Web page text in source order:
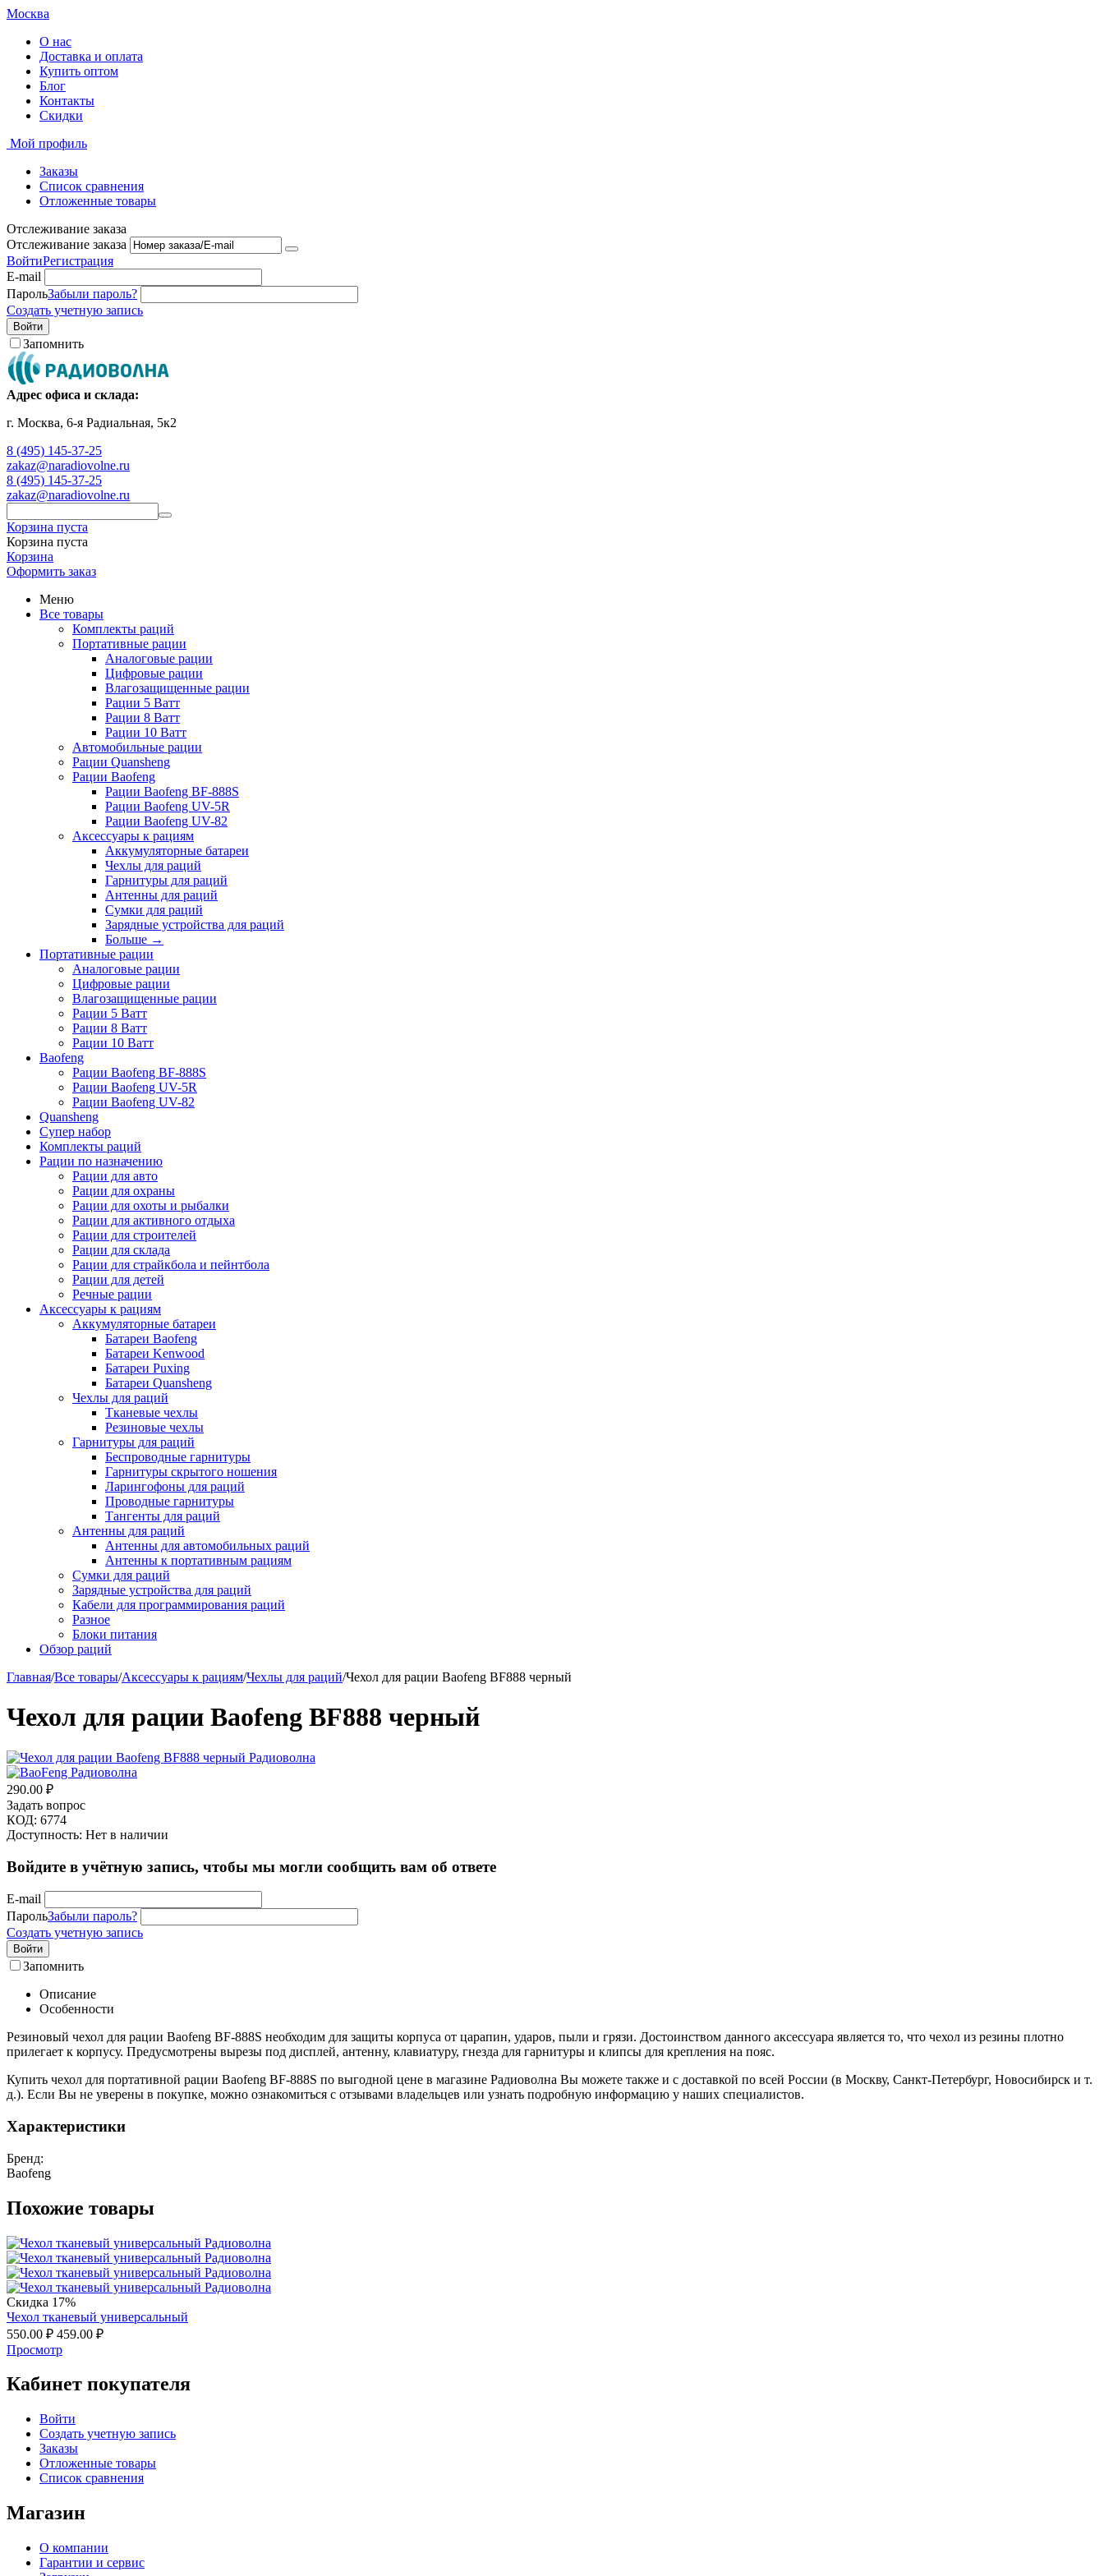
Москва
О нас
Доставка и оплата
Купить оптом
Блог
Контакты
Скидки
Мой профиль
Заказы
Список сравнения
Отложенные товары
Отслеживание заказа
Отслеживание заказа
ВойтиРегистрация
E-mail
ПарольЗабыли пароль?
Создать учетную запись
Войти
Запомнить
Адрес офиса и склада:
г. Москва, 6-я Радиальная, 5к2
8 (495) 145-37-25
zakaz@naradiovolne.ru
8 (495) 145-37-25
zakaz@naradiovolne.ru
Корзина пуста
Корзина пуста
Корзина
Оформить заказ
Меню
Все товары
Комплекты раций
Портативные рации
Аналоговые рации
Цифровые рации
Влагозащищенные рации
Рации 5 Ватт
Рации 8 Ватт
Рации 10 Ватт
Автомобильные рации
Рации Quansheng
Рации Baofeng
Рации Baofeng BF-888S
Рации Baofeng UV-5R
Рации Baofeng UV-82
Аксессуары к рациям
Аккумуляторные батареи
Чехлы для раций
Гарнитуры для раций
Антенны для раций
Сумки для раций
Зарядные устройства для раций
Больше →
Портативные рации
Аналоговые рации
Цифровые рации
Влагозащищенные рации
Рации 5 Ватт
Рации 8 Ватт
Рации 10 Ватт
Baofeng
Рации Baofeng BF-888S
Рации Baofeng UV-5R
Рации Baofeng UV-82
Quansheng
Супер набор
Комплекты раций
Рации по назначению
Рации для авто
Рации для охраны
Рации для охоты и рыбалки
Рации для активного отдыха
Рации для строителей
Рации для склада
Рации для страйкбола и пейнтбола
Рации для детей
Речные рации
Аксессуары к рациям
Аккумуляторные батареи
Батареи Baofeng
Батареи Kenwood
Батареи Puxing
Батареи Quansheng
Чехлы для раций
Тканевые чехлы
Резиновые чехлы
Гарнитуры для раций
Беспроводные гарнитуры
Гарнитуры скрытого ношения
Ларингофоны для раций
Проводные гарнитуры
Тангенты для раций
Антенны для раций
Антенны для автомобильных раций
Антенны к портативным рациям
Сумки для раций
Зарядные устройства для раций
Кабели для программирования раций
Разное
Блоки питания
Обзор раций
Главная/Все товары/Аксессуары к рациям/Чехлы для раций/Чехол для рации Baofeng BF888 черный
Чехол для рации Baofeng BF888 черный
290.00 ₽
Задать вопрос
КОД: 6774
Доступность: Нет в наличии
Войдите в учётную запись, чтобы мы могли сообщить вам об ответе
E-mail
ПарольЗабыли пароль?
Создать учетную запись
Войти
Запомнить
Описание
Особенности
Резиновый чехол для рации Baofeng BF-888S необходим для защиты корпуса от царапин, ударов, пыли и грязи. Достоинством данного аксессуара является то, что чехол из резины плотно
прилегает к корпусу. Предусмотрены вырезы под дисплей, антенну, клавиатуру, гнезда для гарнитуры и клипсы для крепления на пояс.
Купить чехол для портативной рации Baofeng BF-888S по выгодной цене в магазине Радиоволна Вы можете также и с доставкой по всей России (в Москву, Санкт-Петербург, Новосибирск и т.
д.). Если Вы не уверены в покупке, можно ознакомиться с отзывами владельцев или узнать подробную информацию у наших специалистов.
Характеристики
Бренд:
Baofeng
Похожие товары
Скидка 17%
Чехол тканевый универсальный
550.00 ₽ 459.00 ₽
Просмотр
Кабинет покупателя
Войти
Создать учетную запись
Заказы
Отложенные товары
Список сравнения
Магазин
О компании
Гарантии и сервис